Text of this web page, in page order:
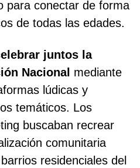
para conectar de forma
de todas las edades.
juntos la
Nacional mediante
lúdicas y
temáticos. Los
buscaban recrear
comunitaria
residenciales del